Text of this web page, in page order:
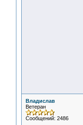
Владислав
Ветеран
Сообщений: 2486